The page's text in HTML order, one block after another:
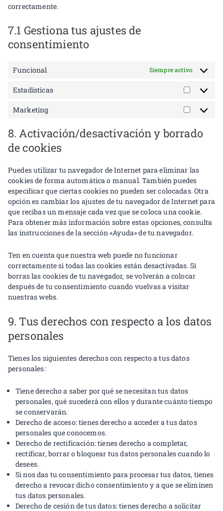
correctamente.
7.1 Gestiona tus ajustes de
consentimiento
Funcional Siempre activo
Estadísticas
Marketing
8. Activación/desactivación y borrado
de cookies
Puedes utilizar tu navegador de Internet para eliminar las
cookies de forma automática o manual. También puedes
especificar que ciertas cookies no pueden ser colocadas. Otra
opción es cambiar los ajustes de tu navegador de Internet para
que recibas un mensaje cada vez que se coloca una cookie.
Para obtener más información sobre estas opciones, consulta
las instrucciones de la sección «Ayuda» de tu navegador.
Ten en cuenta que nuestra web puede no funcionar
correctamente si todas las cookies están desactivadas. Si
borras las cookies de tu navegador, se volverán a colocar
después de tu consentimiento cuando vuelvas a visitar
nuestras webs.
9. Tus derechos con respecto a los datos
personales
Tienes los siguientes derechos con respecto a tus datos
personales:
Tiene derecho a saber por qué se necesitan tus datos
personales, qué sucederá con ellos y durante cuánto tiempo
se conservarán.
Derecho de acceso: tienes derecho a acceder a tus datos
personales que conocemos.
Derecho de rectificación: tienes derecho a completar,
rectificar, borrar o bloquear tus datos personales cuando lo
desees.
Si nos das tu consentimiento para procesar tus datos, tienes
derecho a revocar dicho consentimiento y a que se eliminen
tus datos personales.
Derecho de cesión de tus datos: tienes derecho a solicitar